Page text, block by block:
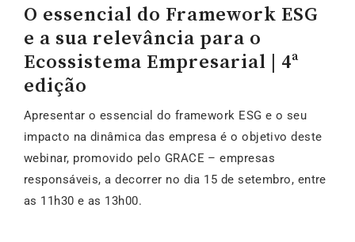
O essencial do Framework ESG
e a sua relevância para o
Ecossistema Empresarial | 4ª
edição
Apresentar o essencial do framework ESG e o seu
impacto na dinâmica das empresa é o objetivo deste
webinar, promovido pelo GRACE – empresas
responsáveis, a decorrer no dia 15 de setembro, entre
as 11h30 e as 13h00.